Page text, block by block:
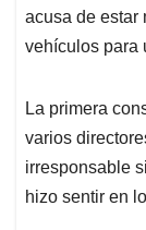
En trance de
contenía
contra la
El CTI es el
tiene a cargo